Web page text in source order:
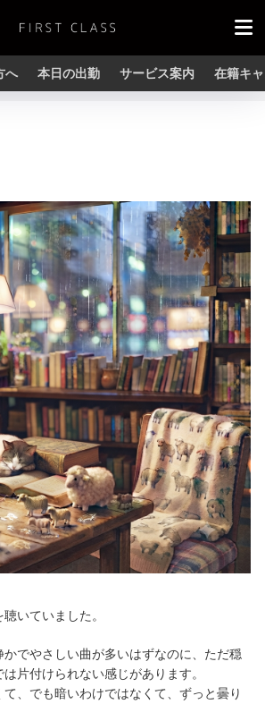
へ 本日の出勤 サービス案内 在籍キ
いていました。
でやさしい曲が多いはずなのに、ただ穏
片付けられない感じがあります。
、でも暗いわけではなくて、ずっと曇り